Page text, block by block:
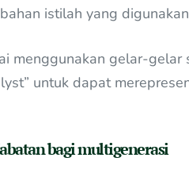
istilah yang
menggunakan gelar-
untuk dapat
bagi multigenerasi